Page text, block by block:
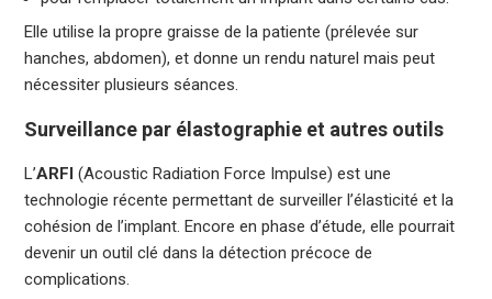
Elle utilise la propre graisse de la patiente (prélevée sur
hanches, abdomen), et donne un rendu naturel mais peut
nécessiter plusieurs séances.
Surveillance par élastographie et autres outils
L’ARFI (Acoustic Radiation Force Impulse) est une
technologie récente permettant de surveiller l’élasticité et la
cohésion de l’implant. Encore en phase d’étude, elle pourrait
devenir un outil clé dans la détection précoce de
complications.